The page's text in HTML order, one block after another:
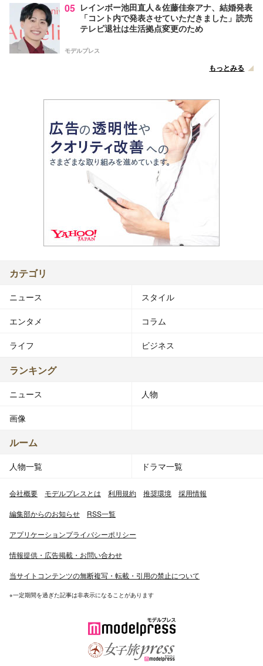
05 レインボー池田直人＆佐藤佳奈アナ、結婚発表
「コント内で発表させていただきました」読売
テレビ退社は生活拠点変更のため
モデルプレス
もっとみる
カテゴリ
ニュース スタイル
エンタメ コラム
ライフ ビジネス
ランキング
ニュース 人物
画像
ルーム
人物一覧 ドラマ一覧
会社概要 モデルプレスとは 利用規約 推奨環境 採用情報
編集部からのお知らせ RSS一覧
アプリケーションプライバシーポリシー
情報提供・広告掲載・お問い合わせ
当サイトコンテンツの無断複写・転載・引用の禁止について
※一定期間を過ぎた記事は非表示になることがあります